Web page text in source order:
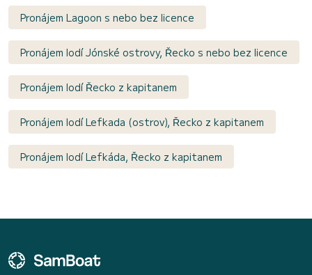
Pronájem Lagoon s nebo bez licence
Pronájem lodí Jónské ostrovy, Řecko s nebo bez licence
Pronájem lodí Řecko z kapitanem
Pronájem lodí Lefkada (ostrov), Řecko z kapitanem
Pronájem lodí Lefkáda, Řecko z kapitanem